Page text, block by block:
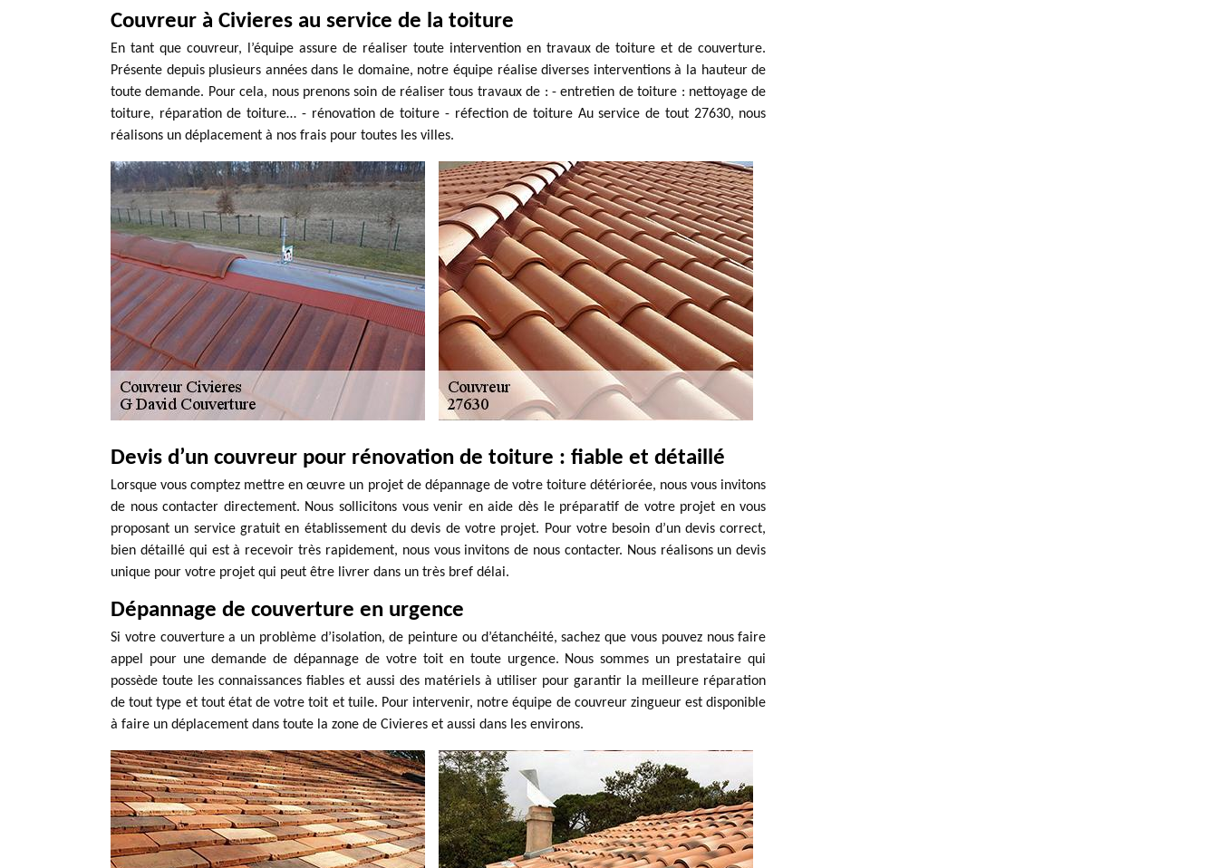
Couvreur à Civieres au service de la toiture
En tant que couvreur, l’équipe assure de réaliser toute intervention en travaux de toiture et de couverture.
Présente depuis plusieurs années dans le domaine, notre équipe réalise diverses interventions à la hauteur de
toute demande. Pour cela, nous prenons soin de réaliser tous travaux de : - entretien de toiture : nettoyage de
toiture, réparation de toiture… - rénovation de toiture - réfection de toiture Au service de tout 27630, nous
réalisons un déplacement à nos frais pour toutes les villes.
Devis d’un couvreur pour rénovation de toiture : fiable et détaillé
Lorsque vous comptez mettre en œuvre un projet de dépannage de votre toiture détériorée, nous vous invitons
de nous contacter directement. Nous sollicitons vous venir en aide dès le préparatif de votre projet en vous
proposant un service gratuit en établissement du devis de votre projet. Pour votre besoin d’un devis correct,
bien détaillé qui est à recevoir très rapidement, nous vous invitons de nous contacter. Nous réalisons un devis
unique pour votre projet qui peut être livrer dans un très bref délai.
Dépannage de couverture en urgence
Si votre couverture a un problème d’isolation, de peinture ou d’étanchéité, sachez que vous pouvez nous faire
appel pour une demande de dépannage de votre toit en toute urgence. Nous sommes un prestataire qui
possède toute les connaissances fiables et aussi des matériels à utiliser pour garantir la meilleure réparation
de tout type et tout état de votre toit et tuile. Pour intervenir, notre équipe de couvreur zingueur est disponible
à faire un déplacement dans toute la zone de Civieres et aussi dans les environs.